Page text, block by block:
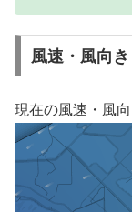
風速・風向き
現在の風速・風